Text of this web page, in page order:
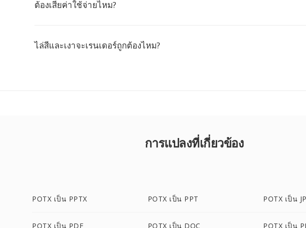
ต้องเสียค่าใช้จ่ายไหม?
ไล่สีและเงาจะเรนเดอร์ถูกต้องไหม?
การแปลงที่เกี่ยวข้อง
POTX เป็น PPTX POTX เป็น PPT POTX เป็น
POTX เป็น PDF POTX เป็น DOC POTX เป็น